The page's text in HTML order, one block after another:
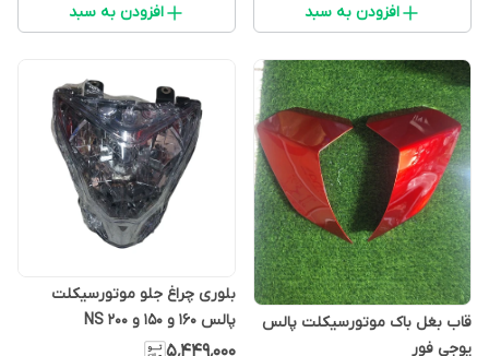
افزودن به سبد افزودن به سبد
قاب بغل باک موتورسیکلت پالس
یوجی فور
بلوری چراغ جلو موتورسیکلت
پالس 160 و 150 و NS 200
۵٬۴۴۹٬۰۰۰